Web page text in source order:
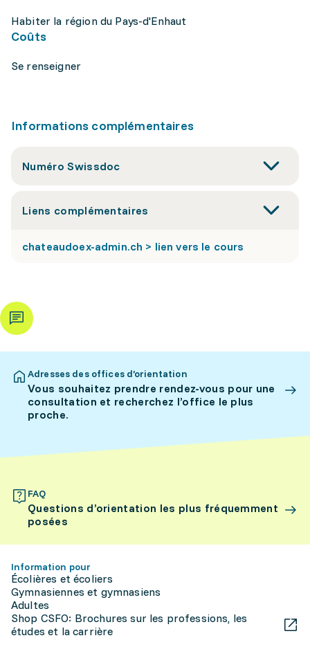
Habiter la région du Pays-d'Enhaut
Coûts
Se renseigner
Informations complémentaires
Numéro Swissdoc
Liens complémentaires
chateaudoex-admin.ch > lien vers le cours
Adresses des offices d’orientation
Vous souhaitez prendre rendez-vous pour une
consultation et recherchez l’office le plus
proche.
FAQ
Questions d’orientation les plus fréquemment
posées
Information pour
Écolières et écoliers
Gymnasiennes et gymnasiens
Adultes
Shop CSFO: Brochures sur les professions, les
études et la carrière